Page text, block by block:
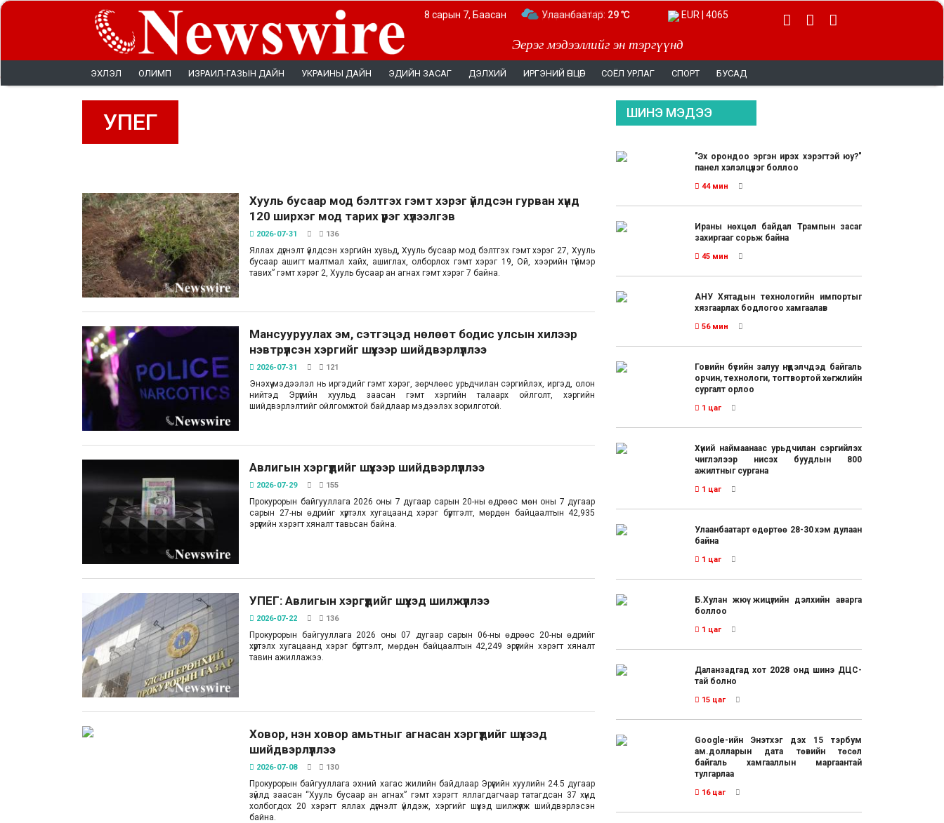
Эерэг мэдээллийг эн тэргүүнд
8 сарын 7, Баасан Дархан:34 ℃
Улаанбаатар: 29 ℃ EUR | 4065
ЭХЛЭЛ ОЛИМП ИЗРАИЛ-ГАЗЫН ДАЙН УКРАИНЫ ДАЙН ЭДИЙН ЗАСАГ ДЭЛХИЙ ИРГЭНИЙ ӨНЦӨГ СОЁЛ УРЛАГ СПОРТ БУСАД
УПЕГ
Хууль бусаар мод бэлтгэх гэмт хэрэг үйлдсэн гурван хүнд
120 ширхэг мод тарих үүрэг хүлээлгэв
2026-07-31 136
Яллах дүгнэлт үйлдсэн хэргийн хувьд, Хууль бусаар мод бэлтгэх гэмт хэрэг 27, Хууль
бусаар ашигт малтмал хайх, ашиглах, олборлох гэмт хэрэг 19, Ой, хээрийн түймэр
тавих” гэмт хэрэг 2, Хууль бусаар ан агнах гэмт хэрэг 7 байна.
Мансууруулах эм, сэтгэцэд нөлөөт бодис улсын хилээр
нэвтрүүлсэн хэргийг шүүхээр шийдвэрлүүллээ
2026-07-31 121
Энэхүү мэдээлэл нь иргэдийг гэмт хэрэг, зөрчлөөс урьдчилан сэргийлэх, иргэд, олон
нийтэд Эрүүгийн хуульд заасан гэмт хэргийн талаарх ойлголт, хэргийн
шийдвэрлэлтийг ойлгомжтой байдлаар мэдээлэх зорилготой.
Авлигын хэргүүдийг шүүхээр шийдвэрлүүллээ
2026-07-29 155
Прокурорын байгууллага 2026 оны 7 дугаар сарын 20-ны өдрөөс мөн оны 7 дугаар
сарын 27-ны өдрийг хүртэлх хугацаанд хэрэг бүртгэлт, мөрдөн байцаалтын 42,935
эрүүгийн хэрэгт хяналт тавьсан байна.
УПЕГ: Авлигын хэргүүдийг шүүхэд шилжүүллээ
2026-07-22 136
Прокурорын байгууллага 2026 оны 07 дугаар сарын 06-ны өдрөөс 20-ны өдрийг
хүртэлх хугацаанд хэрэг бүртгэлт, мөрдөн байцаалтын 42,249 эрүүгийн хэрэгт хяналт
тавин ажиллажээ.
Ховор, нэн ховор амьтныг агнасан хэргүүдийг шүүхээд
шийдвэрлүүллээ
2026-07-08 130
Прокурорын байгууллага эхний хагас жилийн байдлаар Эрүүгийн хуулийн 24.5 дугаар
зүйлд заасан “Хууль бусаар ан агнах” гэмт хэрэгт яллагдагчаар татагдсан 37 хүнд
холбогдох 20 хэрэгт яллах дүгнэлт үйлдэж, хэргийг шүүхэд шилжүүлж шийдвэрлэсэн
байна.
ШИНЭ МЭДЭЭ
"Эх орондоо эргэн ирэх хэрэгтэй юу?"
панел хэлэлцүүлэг боллоо
44 мин
Ираны нөхцөл байдал Трампын засаг
захиргааг сорьж байна
45 мин
АНУ Хятадын технологийн импортыг
хязгаарлах бодлогоо хамгаалав
56 мин
Говийн бүсийн залуу нүүдэлчдэд байгаль
орчин, технологи, тогтвортой хөгжлийн
сургалт орлоо
1 цаг
Хүний наймаанаас урьдчилан сэргийлэх
чиглэлээр нисэх буудлын 800
ажилтныг сургана
1 цаг
Улаанбаатарт өдөртөө 28-30 хэм дулаан
байна
1 цаг
Б.Хулан жюү жицүгийн дэлхийн аварга
боллоо
1 цаг
Даланзадгад хот 2028 онд шинэ ДЦС-
тай болно
15 цаг
Google-ийн Энэтхэг дэх 15 тэрбум
ам.долларын дата төвийн төсөл
байгаль хамгааллын маргаантай
тулгарлаа
16 цаг